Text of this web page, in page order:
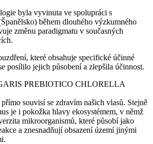
byla vyvinuta ve spolupráci s
během dlouhého výzkumného
změnu paradigmatu v současných
které obsahuje specifické účinné
posílilo jejich působení a zlepšila účinnost.
PREBIOTICO CHLORELLA
souvisí se zdravím našich vlasů. Stejně
je i pokožka hlavy ekosystémem, v němž
mikroorganismů, které působí jako
a znesnadňují obsazení území jinými